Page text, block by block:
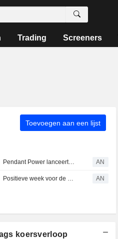
Trading Screeners
Toevoegen aan een lijst
Pendant Power lanceert overnamebod op PLC tegen 3,08 euro per aandeel en mikt op beursexit AN
Positieve week voor de MIB; Avio voert de ranglijst aan, Stellantis onderuit AN
koersverloop